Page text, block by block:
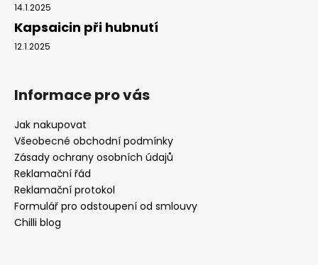
14.1.2025
Kapsaicin při hubnutí
12.1.2025
Informace pro vás
Jak nakupovat
Všeobecné obchodní podmínky
Zásady ochrany osobních údajů
Reklamační řád
Reklamační protokol
Formulář pro odstoupení od smlouvy
Chilli blog